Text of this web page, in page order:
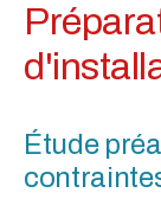
Étude